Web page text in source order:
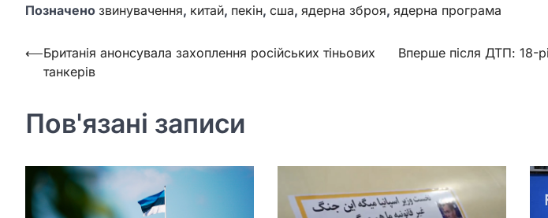
Позначено звинувачення, китай, пекін, сша, ядерна зброя, ядерна програма
Навігація
записів
⟵Британія анонсувала захоплення російських тіньових
танкерів
Вперше після ДТП: 18-
Пов'язані записи